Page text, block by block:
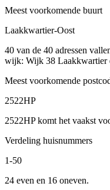
Meest voorkomende buurt
Laakkwartier-Oost
40 van de 40 adressen
wijk: Wijk 38 Laakkwartier
Meest voorkomende
2522HP
2522HP komt het vaakst
Verdeling huisnummers
1-50
24 even en 16 oneven.